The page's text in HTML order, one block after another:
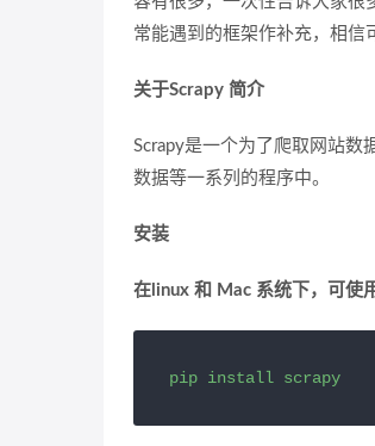
常能遇到的框架作补充，相信
关于Scrapy 简介
Scrapy是一个为了爬取网站数
数据等一系列的程序中。
安装
在linux 和 Mac 系统下，可使
pip install scrapy